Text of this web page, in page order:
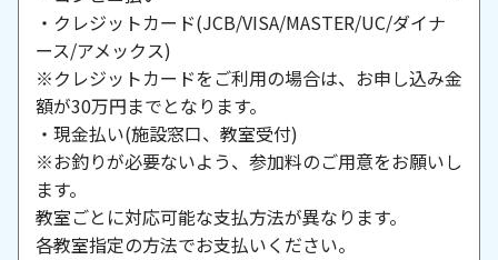
・クレジットカード(JCB/VISA/MASTER/UC/ダイナ
ース/アメックス)
※クレジットカードをご利用の場合は、お申し込み金
額が30万円までとなります。
・現金払い(施設窓口、教室受付)
※お釣りが必要ないよう、参加料のご用意をお願いし
ます。
教室ごとに対応可能な支払方法が異なります。
各教室指定の方法でお支払いください。